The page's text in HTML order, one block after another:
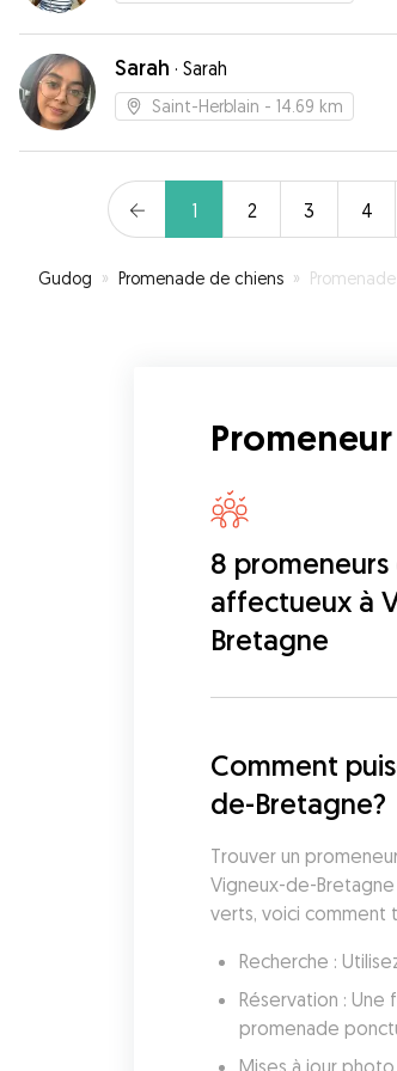
Sarah · Sarah
Saint-Herblain - 14.69 km
1 2 3 4
Gudog » Promenade de chiens » Promenade pour
8 promeneurs
affectueux à
Bretagne
Comment
de-Bretagne?
Trouver un
Vigneux-de-
verts, voici comment
Recherche :
Réservation :
promenade
Mises à jour